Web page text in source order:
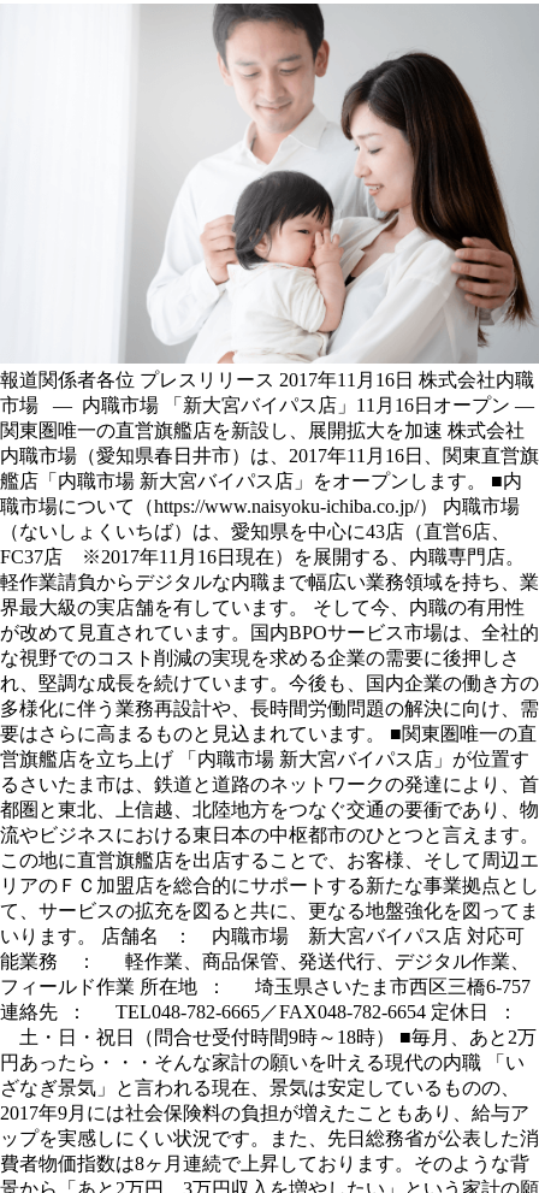
報道関係者各位 プレスリリース 2017年11月16日 株式会社内職
市場 — 内職市場 「新大宮バイパス店」11月16日オープン —
関東圏唯一の直営旗艦店を新設し、展開拡大を加速 株式会社
内職市場（愛知県春日井市）は、2017年11月16日、関東直営旗
艦店「内職市場 新大宮バイパス店」をオープンします。 ■内
職市場について（https://www.naisyoku-ichiba.co.jp/） 内職市場
（ないしょくいちば）は、愛知県を中心に43店（直営6店、
FC37店 ※2017年11月16日現在）を展開する、内職専門店。
軽作業請負からデジタルな内職まで幅広い業務領域を持ち、業
界最大級の実店舗を有しています。 そして今、内職の有用性
が改めて見直されています。国内BPOサービス市場は、全社的
な視野でのコスト削減の実現を求める企業の需要に後押しさ
れ、堅調な成長を続けています。今後も、国内企業の働き方の
多様化に伴う業務再設計や、長時間労働問題の解決に向け、需
要はさらに高まるものと見込まれています。 ■関東圏唯一の直
営旗艦店を立ち上げ 「内職市場 新大宮バイパス店」が位置す
るさいたま市は、鉄道と道路のネットワークの発達により、首
都圏と東北、上信越、北陸地方をつなぐ交通の要衝であり、物
流やビジネスにおける東日本の中枢都市のひとつと言えます。
この地に直営旗艦店を出店することで、お客様、そして周辺エ
リアのＦＣ加盟店を総合的にサポートする新たな事業拠点とし
て、サービスの拡充を図ると共に、更なる地盤強化を図ってま
いります。 店舗名 ： 内職市場 新大宮バイパス店 対応可
能業務 ： 軽作業、商品保管、発送代行、デジタル作業、
フィールド作業 所在地 ： 埼玉県さいたま市西区三橋6-757
連絡先 ： TEL048-782-6665／FAX048-782-6654 定休日 ：
土・日・祝日（問合せ受付時間9時～18時） ■毎月、あと2万
円あったら・・・そんな家計の願いを叶える現代の内職 「い
ざなぎ景気」と言われる現在、景気は安定しているものの、
2017年9月には社会保険料の負担が増えたこともあり、給与ア
ップを実感しにくい状況です。また、先日総務省が公表した消
費者物価指数は8ヶ月連続で上昇しております。そのような背